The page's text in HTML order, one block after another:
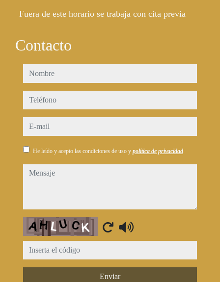
Fuera de este horario se trabaja con cita previa
Contacto
nombre
teléfono
e-mail
He leído y acepto las condiciones de uso y política de privacidad
mensaje
Captcha
Enviar